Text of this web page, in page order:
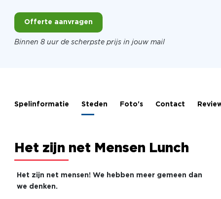
Offerte aanvragen
Binnen 8 uur de scherpste prijs in jouw mail
Spelinformatie Steden Foto's Contact
Het zijn net Mensen Lunch
Het zijn net mensen! We hebben meer gemeen dan
we denken.